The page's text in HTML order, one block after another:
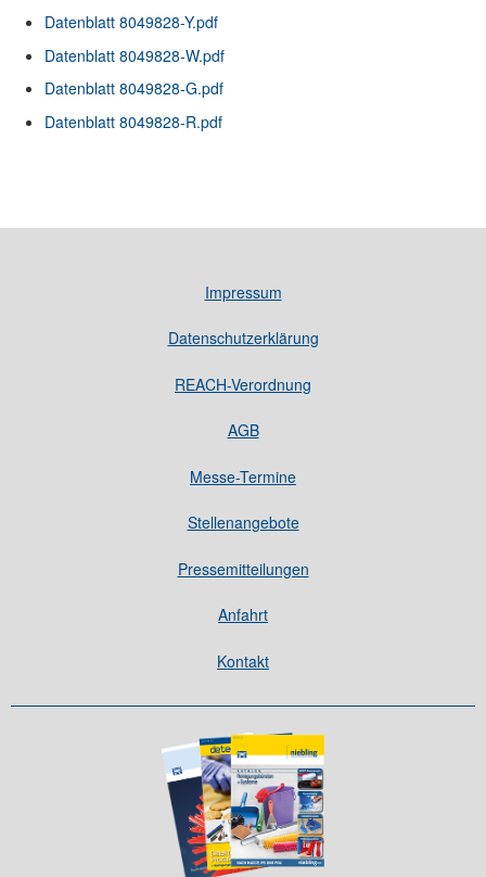
Datenblatt 8049828-Y.pdf
Datenblatt 8049828-W.pdf
Datenblatt 8049828-G.pdf
Datenblatt 8049828-R.pdf
Impressum
Datenschutzerklärung
REACH-Verordnung
AGB
Messe-Termine
Stellenangebote
Pressemitteilungen
Anfahrt
Kontakt